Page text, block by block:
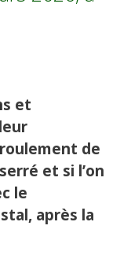
et
de
et si l’on
le
après la